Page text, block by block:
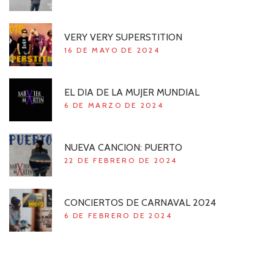
VERY VERY SUPERSTITION
16 DE MAYO DE 2024
EL DIA DE LA MUJER MUNDIAL
6 DE MARZO DE 2024
NUEVA CANCION: PUERTO
22 DE FEBRERO DE 2024
CONCIERTOS DE CARNAVAL 2024
6 DE FEBRERO DE 2024